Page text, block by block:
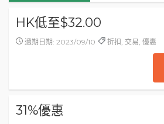
HK低至$32.00
過期日期: 2023/09/10 折扣, 交易, 優惠
31%優惠